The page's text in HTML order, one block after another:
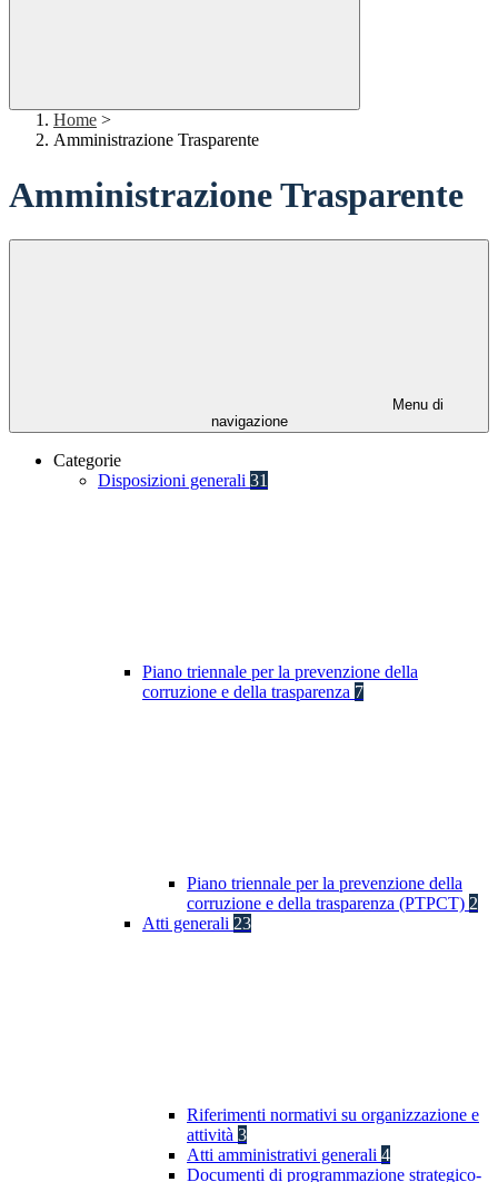
Home >
Amministrazione Trasparente
Amministrazione Trasparente
Menu di
navigazione
Categorie
Disposizioni generali 31
Piano triennale per la prevenzione della
corruzione e della trasparenza 7
Piano triennale per la prevenzione della
corruzione e della trasparenza (PTPCT) 2
Atti generali 23
Riferimenti normativi su organizzazione e
attività 3
Atti amministrativi generali 4
Documenti di programmazione strategico-